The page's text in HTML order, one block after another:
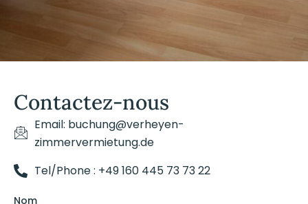
Contactez-nous
Email: buchung@verheyen-
zimmervermietung.de
Tel/Phone : +49 160 445 73 73 22
Nom